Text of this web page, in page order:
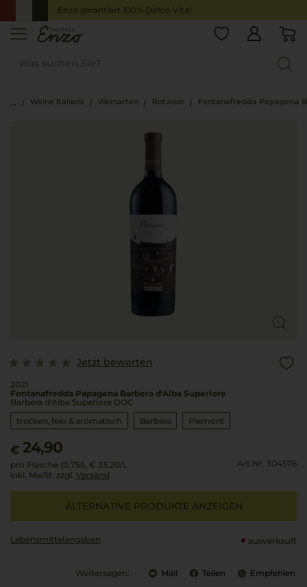
Enzo garantiert 100% Dolce-Vita!
Weine Italiens Weinarten Rotwein Fontanafredda Papagena
Jetzt bewerten
2021
Fontanafredda Papagena Barbera d'Alba Superiore
Barbera d'Alba Superiore DOC
trocken, fein & aromatisch
Barbera Piemont
€ 24,90
pro Flasche (0.75l), € 33,20/L
inkl. MwSt. zzgl. Versand
Art.Nr. 304576
ALTERNATIVE PRODUKTE ANZEIGEN
Lebensmittel­angaben ausverkauft
Weitersagen: Mail Teilen Empfehlen